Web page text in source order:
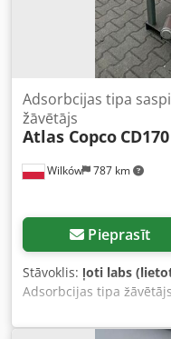
Wilków 787 km
Adsorbcijas tipa
žāvētājs
Atlas Copco CD170
Pieprasīt
Stāvoklis: ļoti labs
Adsorbcijas tipa žāvētājs
AII801294 S014387 11
m³/min JAUNS!